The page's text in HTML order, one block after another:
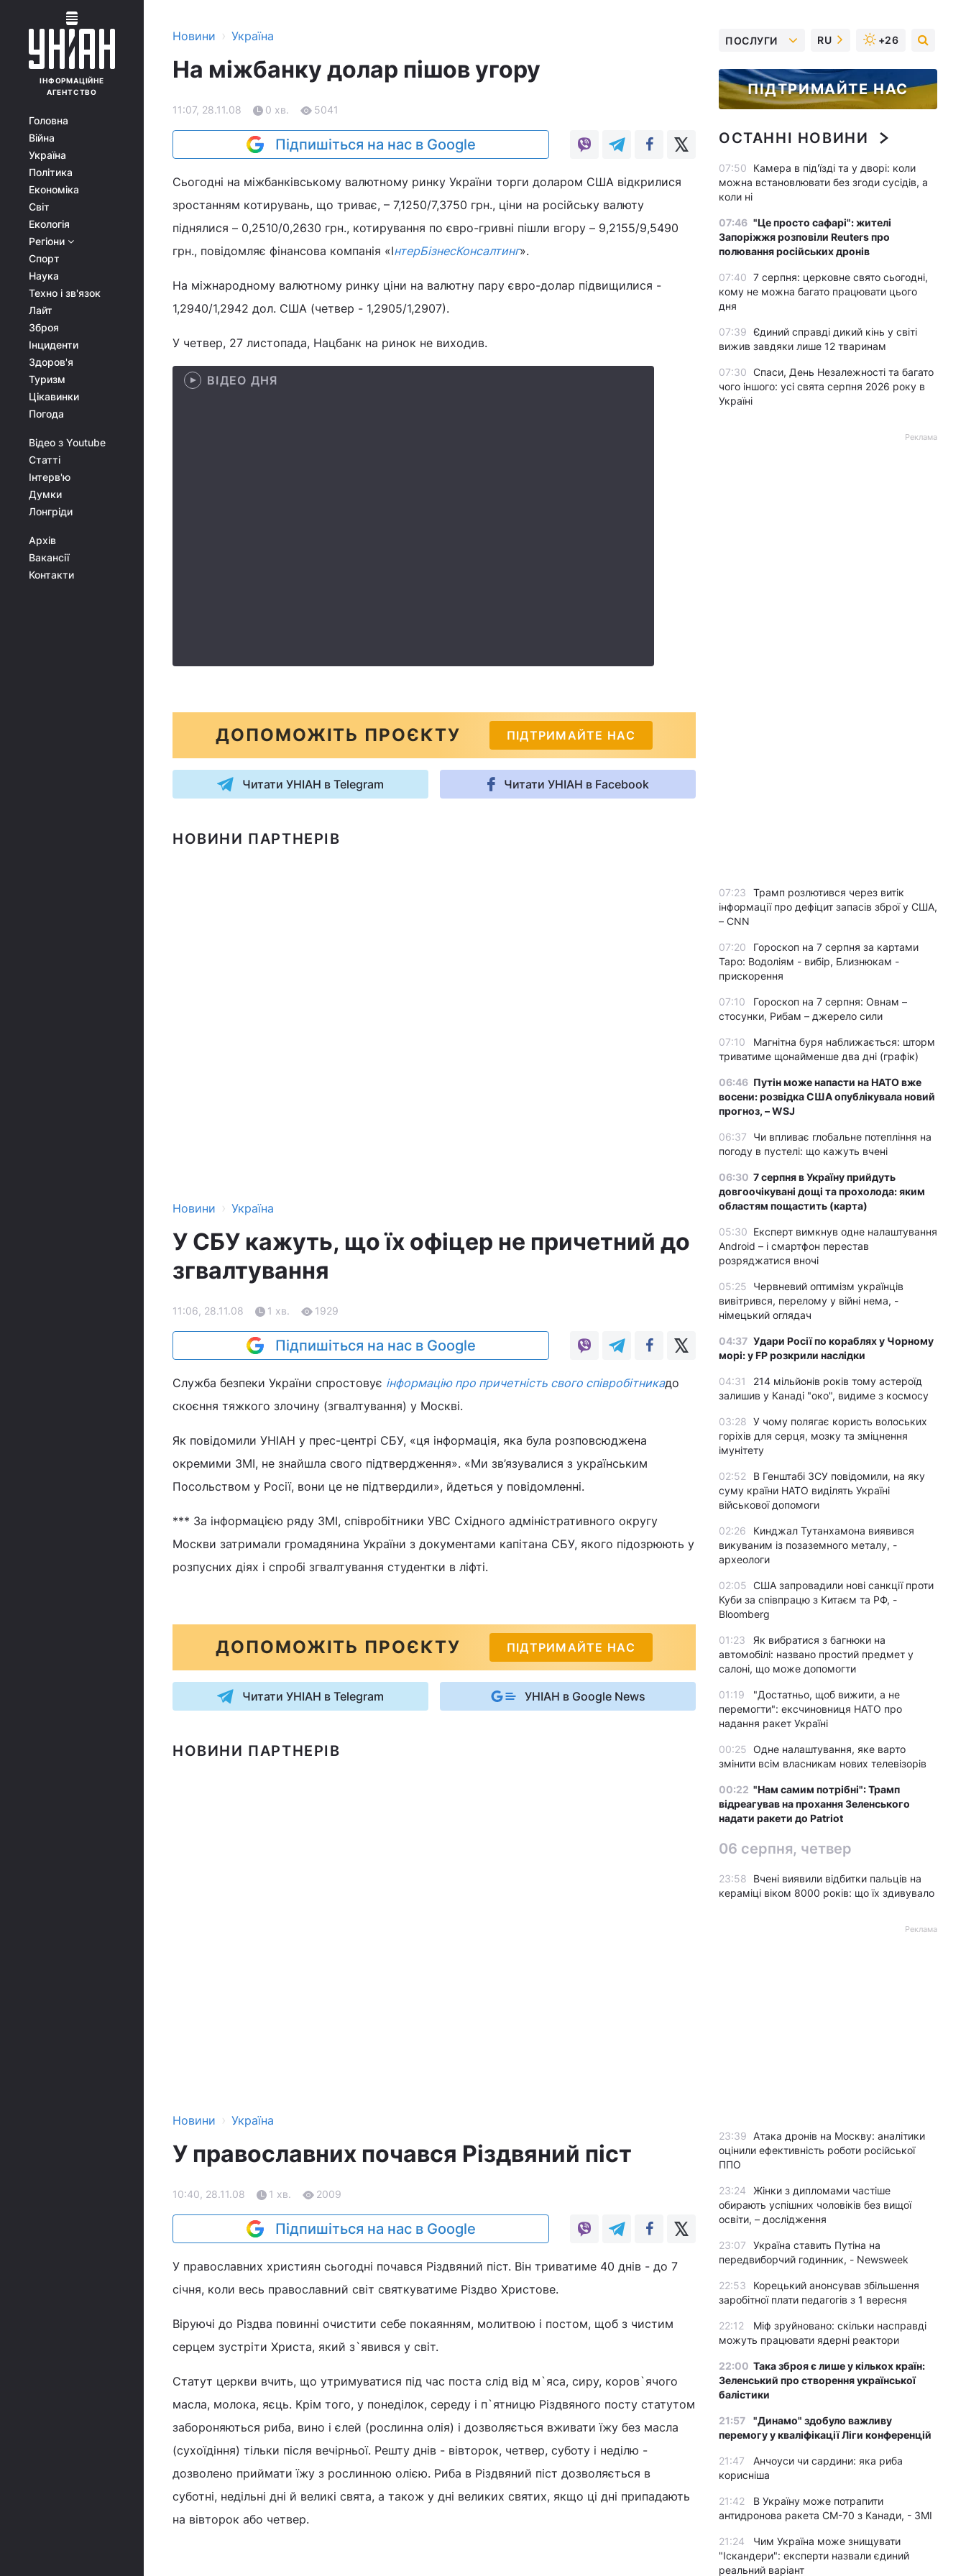
ІНФОРМАЦІЙНЕ
АГЕНТСТВО
Головна
Війна
Україна
Політика
Економіка
Світ
Екологія
Регіони
Спорт
Наука
Техно і зв'язок
Лайт
Зброя
Інциденти
Здоров'я
Туризм
Цікавинки
Погода
Відео з Youtube
Статті
Інтерв'ю
Думки
Лонгріди
Архів
Вакансії
Контакти
Новини › Україна
На міжбанку долар пішов угору
11:07, 28.11.08 0 хв. 5041
Підпишіться на нас в Google
Сьогодні на міжбанківському валютному ринку України торги доларом США відкрилися
зростанням котирувань, що триває, – 7,1250/7,3750 грн., ціни на російську валюту
піднялися – 0,2510/0,2630 грн., котирування по євро-гривні пішли вгору – 9,2155/9,5490
грн., повідомляє фінансова компанія «ІнтерБізнесКонсалтинг».
На міжнародному валютному ринку ціни на валютну пару євро-долар підвищилися -
1,2940/1,2942 дол. США (четвер - 1,2905/1,2907).
У четвер, 27 листопада, Нацбанк на ринок не виходив.
ВІДЕО ДНЯ
ДОПОМОЖІТЬ ПРОЄКТУ ПІДТРИМАЙТЕ НАС
Читати УНІАН в Telegram Читати УНІАН в Facebook
НОВИНИ ПАРТНЕРІВ
Новини › Україна
У СБУ кажуть, що їх офіцер не причетний до
згвалтування
11:06, 28.11.08 1 хв. 1929
Підпишіться на нас в Google
Служба безпеки України спростовує інформацію про причетність свого співробітникадо
скоєння тяжкого злочину (згвалтування) у Москві.
Як повідомили УНІАН у прес-центрі СБУ, «ця інформація, яка була розповсюджена
окремими ЗМІ, не знайшла свого підтвердження». «Ми зв’язувалися з українським
Посольством у Росії, вони це не підтвердили», йдеться у повідомленні.
*** За інформацією ряду ЗМІ, співробітники УВС Східного адміністративного округу
Москви затримали громадянина України з документами капітана СБУ, якого підозрюють у
розпусних діях і спробі згвалтування студентки в ліфті.
ДОПОМОЖІТЬ ПРОЄКТУ ПІДТРИМАЙТЕ НАС
Читати УНІАН в Telegram УНІАН в Google News
НОВИНИ ПАРТНЕРІВ
Новини › Україна
У православних почався Різдвяний піст
10:40, 28.11.08 1 хв. 2009
Підпишіться на нас в Google
У православних християн сьогодні почався Різдвяний піст. Він триватиме 40 днів - до 7
січня, коли весь православний світ святкуватиме Різдво Христове.
Віруючі до Різдва повинні очистити себе покаянням, молитвою і постом, щоб з чистим
серцем зустріти Христа, який з`явився у світ.
Статут церкви вчить, що утримуватися під час поста слід від м`яса, сиру, коров`ячого
масла, молока, яєць. Крім того, у понеділок, середу і п`ятницю Різдвяного посту статутом
забороняються риба, вино і єлей (рослинна олія) і дозволяється вживати їжу без масла
(сухоїдіння) тільки після вечірньої. Решту днів - вівторок, четвер, суботу і неділю -
дозволено приймати їжу з рослинною олією. Риба в Різдвяний піст дозволяється в
суботні, недільні дні й великі свята, а також у дні великих святих, якщо ці дні припадають
на вівторок або четвер.
ПОСЛУГИ RU +26
ПІДТРИМАЙТЕ НАС
ОСТАННІ НОВИНИ
07:50
Камера в під'їзді та у дворі: коли
можна встановлювати без згоди сусідів, а
коли ні
07:46 "Це просто сафарі": жителі
Запоріжжя розповіли Reuters про
полювання російських дронів
07:40 7 серпня: церковне свято сьогодні,
кому не можна багато працювати цього
дня
07:39 Єдиний справді дикий кінь у світі
вижив завдяки лише 12 тваринам
07:30 Спаси, День Незалежності та багато
чого іншого: усі свята серпня 2026 року в
Україні
Реклама
07:23
Трамп розлютився через витік
інформації про дефіцит запасів зброї у США,
– CNN
07:20
Гороскоп на 7 серпня за картами
Таро: Водоліям - вибір, Близнюкам -
прискорення
07:10
Гороскоп на 7 серпня: Овнам –
стосунки, Рибам – джерело сили
07:10
Магнітна буря наближається: шторм
триватиме щонайменше два дні (графік)
06:46 Путін може напасти на НАТО вже
восени: розвідка США опублікувала новий
прогноз, – WSJ
06:37
Чи впливає глобальне потепління на
погоду в пустелі: що кажуть вчені
06:30 7 серпня в Україну прийдуть
довгоочікувані дощі та прохолода: яким
областям пощастить (карта)
05:30 Експерт вимкнув одне налаштування
Android – і смартфон перестав
розряджатися вночі
05:25
Червневий оптимізм українців
вивітрився, перелому у війні нема, -
німецький оглядач
04:37 Удари Росії по кораблях у Чорному
морі: у FP розкрили наслідки
04:31
214 мільйонів років тому астероїд
залишив у Канаді "око", видиме з космосу
03:28 У чому полягає користь волоських
горіхів для серця, мозку та зміцнення
імунітету
02:52
В Генштабі ЗСУ повідомили, на яку
суму країни НАТО виділять Україні
військової допомоги
02:26
Кинджал Тутанхамона виявився
викуваним із позаземного металу, -
археологи
02:05 США запровадили нові санкції проти
Куби за співпрацю з Китаєм та РФ, -
Bloomberg
01:23
Як вибратися з багнюки на
автомобілі: названо простий предмет у
салоні, що може допомогти
01:19
"Достатньо, щоб вижити, а не
перемогти": ексчиновниця НАТО про
надання ракет Україні
00:25 Одне налаштування, яке варто
змінити всім власникам нових телевізорів
00:22 "Нам самим потрібні": Трамп
відреагував на прохання Зеленського
надати ракети до Patriot
06 серпня, четвер
23:58
Вчені виявили відбитки пальців на
кераміці віком 8000 років: що їх здивувало
Реклама
23:39
Атака дронів на Москву: аналітики
оцінили ефективність роботи російської
ППО
23:24
Жінки з дипломами частіше
обирають успішних чоловіків без вищої
освіти, – дослідження
23:07
Україна ставить Путіна на
передвиборчий годинник, - Newsweek
22:53
Корецький анонсував збільшення
заробітної плати педагогів з 1 вересня
22:12
Міф зруйновано: скільки насправді
можуть працювати ядерні реактори
22:00 Така зброя є лише у кількох країн:
Зеленський про створення української
балістики
21:57
"Динамо" здобуло важливу
перемогу у кваліфікації Ліги конференцій
21:47
Анчоуси чи сардини: яка риба
корисніша
21:42
В Україну може потрапити
антидронова ракета CM-70 з Канади, - ЗМІ
21:24
Чим Україна може знищувати
"Іскандери": експерти назвали єдиний
реальний варіант